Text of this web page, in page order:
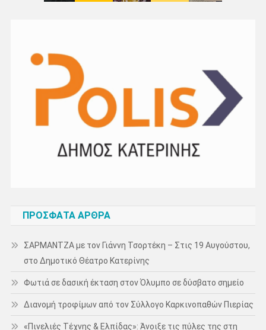
ΠΡΌΣΦΑΤΑ ΆΡΘΡΑ
ΣΑΡΜΑΝΤΖΑ με τον Γιάννη Τσορτέκη – Στις 19 Αυγούστου,
στο Δημοτικό Θέατρο Κατερίνης
Φωτιά σε δασική έκταση στον Όλυμπο σε δύσβατο σημείο
Διανομή τροφίμων από τον Σύλλογο Καρκινοπαθών Πιερίας
«Πινελιές Τέχνης & Ελπίδας»: Άνοιξε τις πύλες της στη